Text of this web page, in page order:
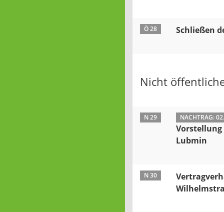
Ö 28 Schließen
Nicht
N 29 NACHTRAG:
Lubmin
N 30